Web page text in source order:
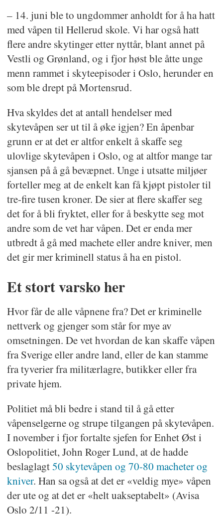
– 14. juni ble to ungdommer anholdt for å ha hatt
med våpen til Hellerud skole. Vi har også hatt
flere andre skytinger etter nyttår, blant annet på
Vestli og Grønland, og i fjor høst ble åtte unge
menn rammet i skyteepisoder i Oslo, herunder en
som ble drept på Mortensrud.
Hva skyldes det at antall hendelser med
skytevåpen ser ut til å øke igjen? En åpenbar
grunn er at det er altfor enkelt å skaffe seg
ulovlige skytevåpen i Oslo, og at altfor mange tar
sjansen på å gå bevæpnet. Unge i utsatte miljøer
forteller meg at de enkelt kan få kjøpt pistoler til
tre-fire tusen kroner. De sier at flere skaffer seg
det for å bli fryktet, eller for å beskytte seg mot
andre som de vet har våpen. Det er enda mer
utbredt å gå med machete eller andre kniver, men
det gir mer kriminell status å ha en pistol.
Et stort varsko her
Hvor får de alle våpnene fra? Det er kriminelle
nettverk og gjenger som står for mye av
omsetningen. De vet hvordan de kan skaffe våpen
fra Sverige eller andre land, eller de kan stamme
fra tyverier fra militærlagre, butikker eller fra
private hjem.
Politiet må bli bedre i stand til å gå etter
våpenselgerne og strupe tilgangen på skytevåpen.
I november i fjor fortalte sjefen for Enhet Øst i
Oslopolitiet, John Roger Lund, at de hadde
beslaglagt50 skytevåpen og 70-80 macheter og
kniver. Han sa også at det er «veldig mye» våpen
der ute og at det er «helt uakseptabelt» (Avisa
Oslo 2/11 -21).